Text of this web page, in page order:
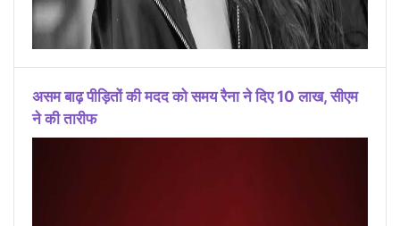
असम बाढ़ पीड़ितों की मदद को समय रैना ने दिए 10 लाख, सीएम
ने की तारीफ